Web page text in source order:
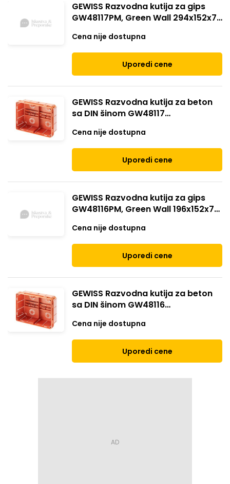
GEWISS Razvodna kutija za gips
GW48117PM, Green Wall 294x152x75
Cena nije dostupna
Uporedi cene
GEWISS Razvodna kutija za beton
sa DIN šinom GW48117
Cena nije dostupna
Uporedi cene
GEWISS Razvodna kutija za gips
GW48116PM, Green Wall 196x152x75,
Cena nije dostupna
Uporedi cene
GEWISS Razvodna kutija za beton
sa DIN šinom GW48116
Cena nije dostupna
Uporedi cene